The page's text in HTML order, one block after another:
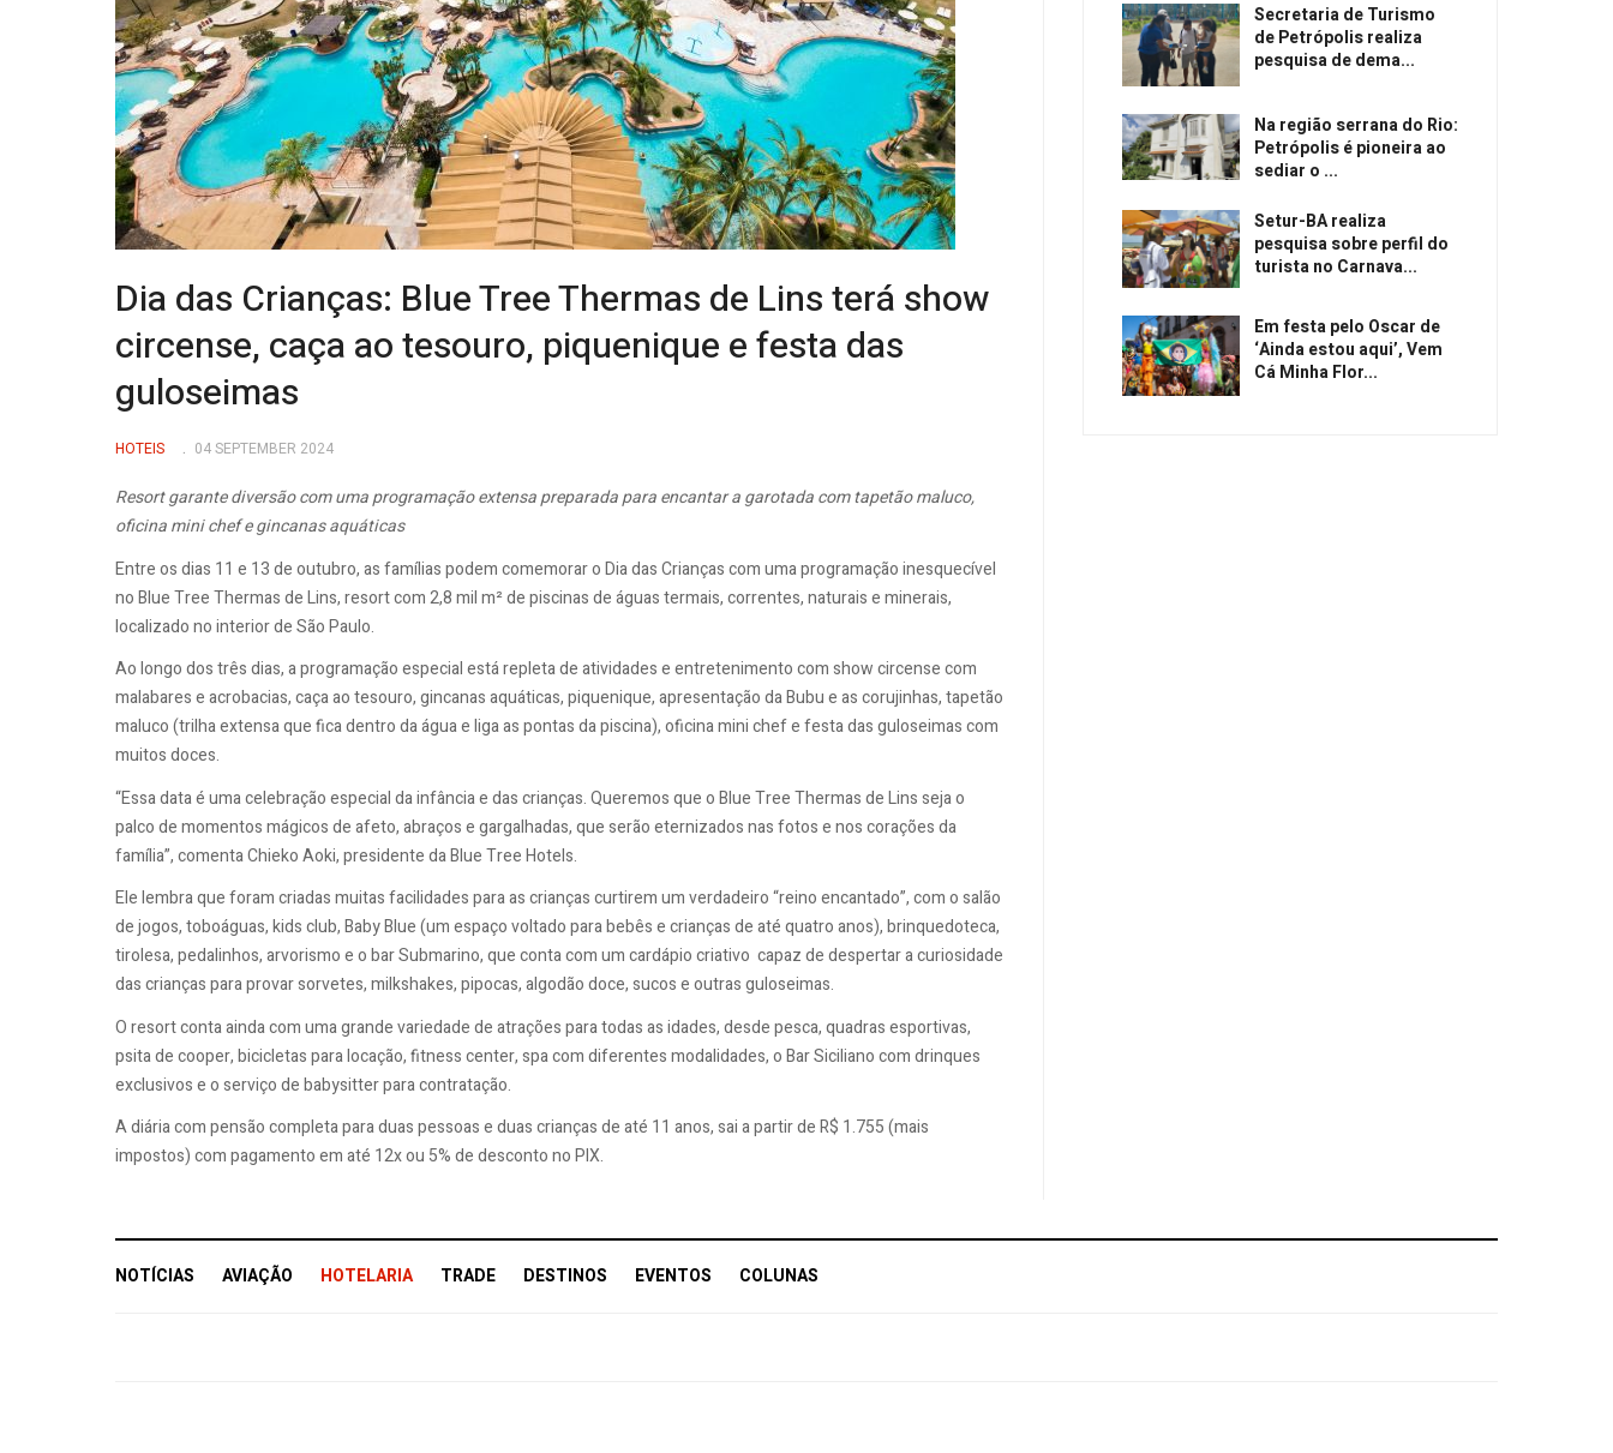
Dia das Crianças: Blue Tree Thermas de Lins terá show
circense, caça ao tesouro, piquenique e festa das
guloseimas
HOTEIS 04 SEPTEMBER 2024
Resort garante diversão com uma programação extensa preparada para encantar a garotada com tapetão maluco,
oficina mini chef e gincanas aquáticas
Entre os dias 11 e 13 de outubro, as famílias podem comemorar o Dia das Crianças com uma programação inesquecível
no Blue Tree Thermas de Lins, resort com 2,8 mil m² de piscinas de águas termais, correntes, naturais e minerais,
localizado no interior de São Paulo.
Ao longo dos três dias, a programação especial está repleta de atividades e entretenimento com show circense com
malabares e acrobacias, caça ao tesouro, gincanas aquáticas, piquenique, apresentação da Bubu e as corujinhas, tapetão
maluco (trilha extensa que fica dentro da água e liga as pontas da piscina), oficina mini chef e festa das guloseimas com
muitos doces.
“Essa data é uma celebração especial da infância e das crianças. Queremos que o Blue Tree Thermas de Lins seja o
palco de momentos mágicos de afeto, abraços e gargalhadas, que serão eternizados nas fotos e nos corações da
família”, comenta Chieko Aoki, presidente da Blue Tree Hotels.
Ele lembra que foram criadas muitas facilidades para as crianças curtirem um verdadeiro “reino encantado”, com o salão
de jogos, toboáguas, kids club, Baby Blue (um espaço voltado para bebês e crianças de até quatro anos), brinquedoteca,
tirolesa, pedalinhos, arvorismo e o bar Submarino, que conta com um cardápio criativo capaz de despertar a curiosidade
das crianças para provar sorvetes, milkshakes, pipocas, algodão doce, sucos e outras guloseimas.
O resort conta ainda com uma grande variedade de atrações para todas as idades, desde pesca, quadras esportivas,
psita de cooper, bicicletas para locação, fitness center, spa com diferentes modalidades, o Bar Siciliano com drinques
exclusivos e o serviço de babysitter para contratação.
A diária com pensão completa para duas pessoas e duas crianças de até 11 anos, sai a partir de R$ 1.755 (mais
impostos) com pagamento em até 12x ou 5% de desconto no PIX.
Secretaria de Turismo
de Petrópolis realiza
pesquisa de dema...
Na região serrana do Rio:
Petrópolis é pioneira ao
sediar o ...
Setur-BA realiza
pesquisa sobre perfil do
turista no Carnava...
Em festa pelo Oscar de
‘Ainda estou aqui’, Vem
Cá Minha Flor...
NOTÍCIAS AVIAÇÃO HOTELARIA TRADE DESTINOS EVENTOS COLUNAS